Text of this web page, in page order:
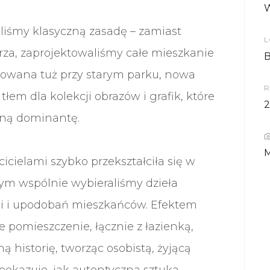
klasyczną zasadę – zamiast
zaprojektowaliśmy całe mieszkanie
tuż przy starym parku, nowa
dla kolekcji obrazów i grafik, które
dominantę.
szybko przekształciła się w
wspólnie wybieraliśmy dzieła
i upodobań mieszkańców. Efektem
łącznie z łazienką,
historię, tworząc osobistą, żyjącą